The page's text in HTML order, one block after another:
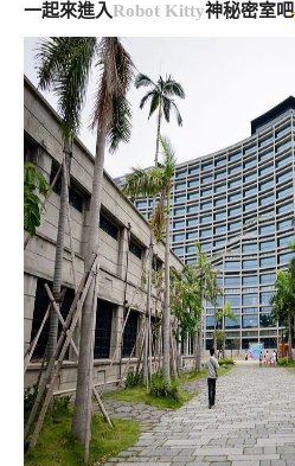
一起來進入Robot Kitty神秘密室吧